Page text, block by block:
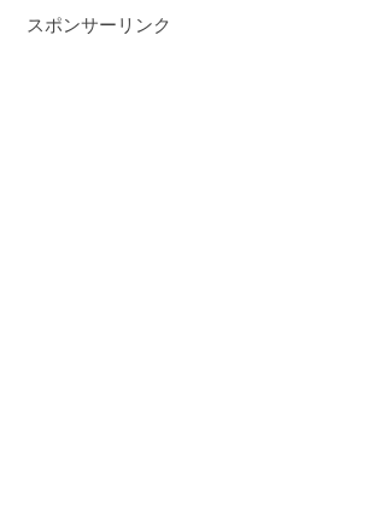
スポンサーリンク